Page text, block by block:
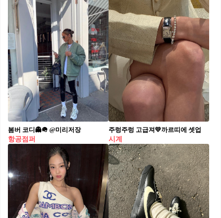
봄버 코디👻🪖 @미리저장
항공점퍼
주렁주렁 고급져💛까르띠에 셋업
시계